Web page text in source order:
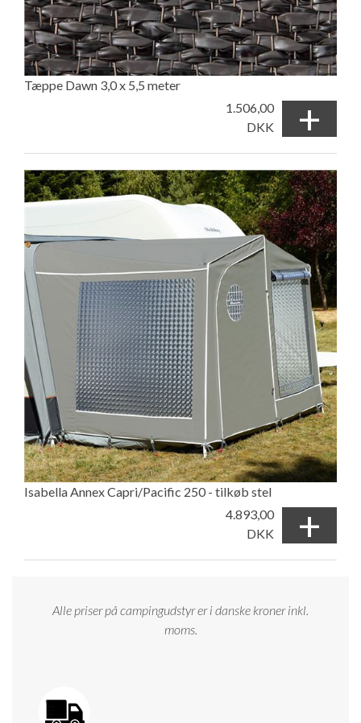
Tæppe Dawn 3,0 x 5,5 meter
1.506,00
DKK
+
Isabella Annex Capri/Pacific 250 - tilkøb stel
4.893,00
DKK
+
Alle priser på campingudstyr er i danske kroner inkl.
moms.